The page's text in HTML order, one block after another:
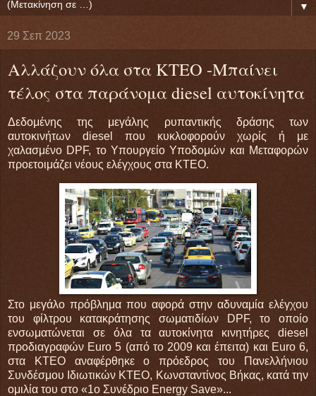
▼
29 Σεπ 2023
Αλλάζουν όλα στα ΚΤΕΟ -Μπαίνει
τέλος στα παράνομα diesel αυτοκίνητα
Δεδομένης της μεγάλης ρυπαντικής δράσης των
αυτοκινήτων diesel που κυκλοφορούν χωρίς ή με
χαλασμένο DPF, το Υπουργείο Υποδομών και Μεταφορών
προετοιμάζει νέους ελέγχους στα ΚΤΕΟ.
Στο μεγάλο πρόβλημα που αφορά στην αδυναμία ελέγχου
του φίλτρου κατακράτησης σωματιδίων DPF, το οποίο
ενσωματώνεται σε όλα τα αυτοκίνητα κινητήρες diesel
προδιαγραφών Euro 5 (από το 2009 και έπειτα) και Euro 6,
στα ΚΤΕΟ αναφέρθηκε ο πρόεδρος του Πανελλήνιου
Συνδέσμου Ιδιωτικών ΚΤΕΟ, Κωνσταντίνος Βήκας, κατά την
ομιλία του στο «1ο Συνέδριο Energy Save»...